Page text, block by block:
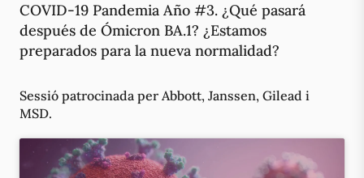
COVID-19 Pandemia Año #3. ¿Qué pasará
después de Ómicron BA.1? ¿Estamos
preparados para la nueva normalidad?
Sessió patrocinada per Abbott, Janssen, Gilead i
MSD.